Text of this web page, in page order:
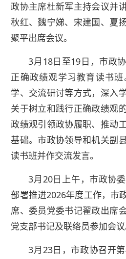
政协主席杜新军主持会议并
秋红、魏宁娣、宋建国、夏
聚平出席会议。
3月18日至19日，市政
正确政绩观学习教育读书
学、交流研讨等方式，深入
关于树立和践行正确政绩观
政绩观引领政协履职、推动
基础。市政协领导和机关副
读书班并作交流发言。
3月20日上午，市政协
部署推进2026年度工作，市
席、委员党委书记翟政出席
党支部书记及联络员参加会议
3月23日，市政协召开